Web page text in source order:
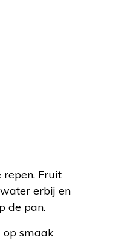
repen. Fruit
erbij en
de pan.
op smaak